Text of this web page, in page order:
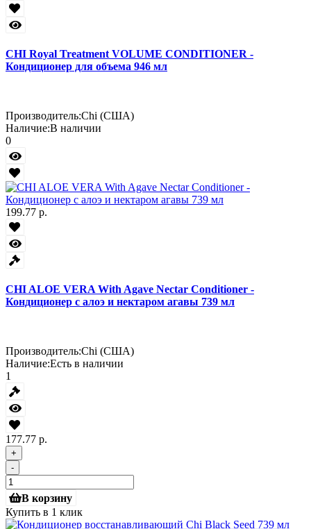
CHI Royal Treatment VOLUME CONDITIONER -
Кондиционер для объема 946 мл
Производитель:Chi (США)
Наличие:В наличии
0
199.77 р.
CHI ALOE VERA With Agave Nectar Conditioner -
Кондиционер с алоэ и нектаром агавы 739 мл
Производитель:Chi (США)
Наличие:Есть в наличии
1
177.77 р.
+
-
В корзину
Купить в 1 клик